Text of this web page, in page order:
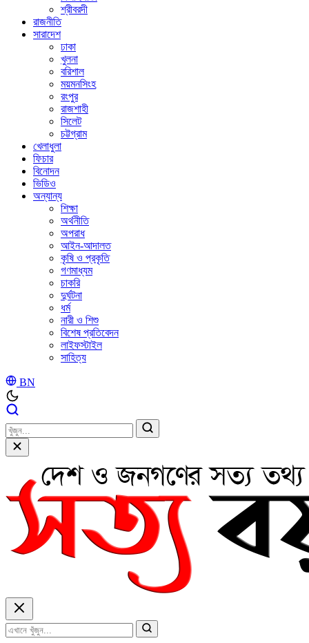
শ্রীবরদী
রাজনীতি
সারাদেশ
ঢাকা
খুলনা
বরিশাল
ময়মনসিংহ
রংপুর
রাজশাহী
সিলেট
চট্টগ্রাম
খেলাধুলা
ফিচার
বিনোদন
ভিডিও
অন্যান্য
শিক্ষা
অর্থনীতি
অপরাধ
আইন-আদালত
কৃষি ও প্রকৃতি
গণমাধ্যম
চাকরি
দুর্ঘটনা
ধর্ম
নারী ও শিশু
বিশেষ প্রতিবেদন
লাইফস্টাইল
সাহিত্য
BN